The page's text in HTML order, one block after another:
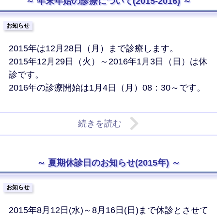
お知らせ
2015年は12月28日（月）まで診療します。
2015年12月29日（火）～2016年1月3日（日）は休
診です。
2016年の診療開始は1月4日（月）08：30～です。
続きを読む
夏期休診日のお知らせ(2015年)
お知らせ
2015年8月12日(水)～8月16日(日)まで休診とさせて